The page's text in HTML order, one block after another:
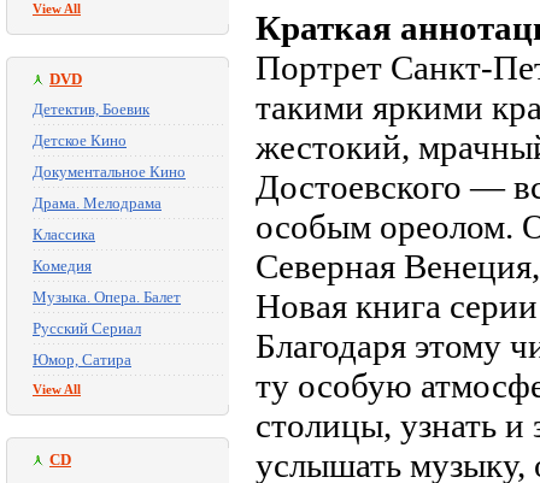
View All
DVD
Детектив, Боевик
Детское Кино
Документальное Кино
Драма. Мелодрама
Классика
Комедия
Музыка. Опера. Балет
Русский Сериал
Юмор, Сатира
View All
CD
Краткая
Портрет Санкт-
такими яркими
жестокий,
Достоевского —
особым ореолом.
Северная
Новая книга
Благодаря этому
ту особую
столицы, узнать
услышать